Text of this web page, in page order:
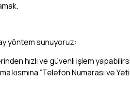
yöntem sunuyoruz:
hızlı ve güvenli işlem
kısmına “Telefon Numarası ve